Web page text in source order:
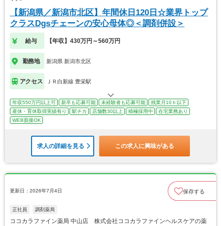
【新潟県／新潟市北区】年間休日120日☆業界トップ
クラスDgsチェーンの安心母体◎＜調剤併設＞
給与 【年収】430万円～560万円
勤務地 新潟県 新潟市北区
アクセス ＪＲ白新線 豊栄駅
年収550万円以上可 新卒も応募可能 未経験者も応募可能
残業月10ｈ以下
産休・育休取得実績有り
駅チカ 店舗数30以上 積極採用中
在宅業務あり
WEB面接OK
求人の詳細を見る この求人に興味がある
更新日：2026年7月4日 保存する
正社員 調剤薬局
ココカラファイン薬局 中山店 株式会社ココカラファインヘルスケアの薬